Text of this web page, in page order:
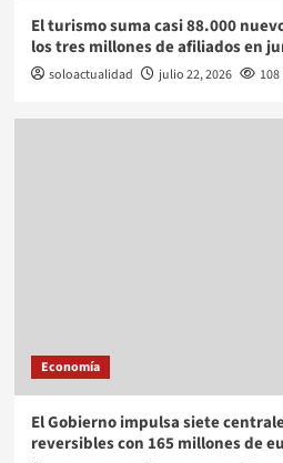
El turismo suma casi 88.000
los tres millones de afiliados en
soloactualidad julio 22, 2026 108
Economía
El Gobierno impulsa siete
reversibles con 165 millones de